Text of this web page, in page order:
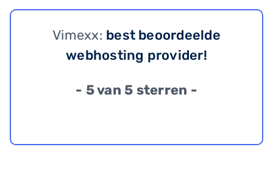
Vimexx: best beoordeelde
webhosting provider!
- 5 van 5 sterren -